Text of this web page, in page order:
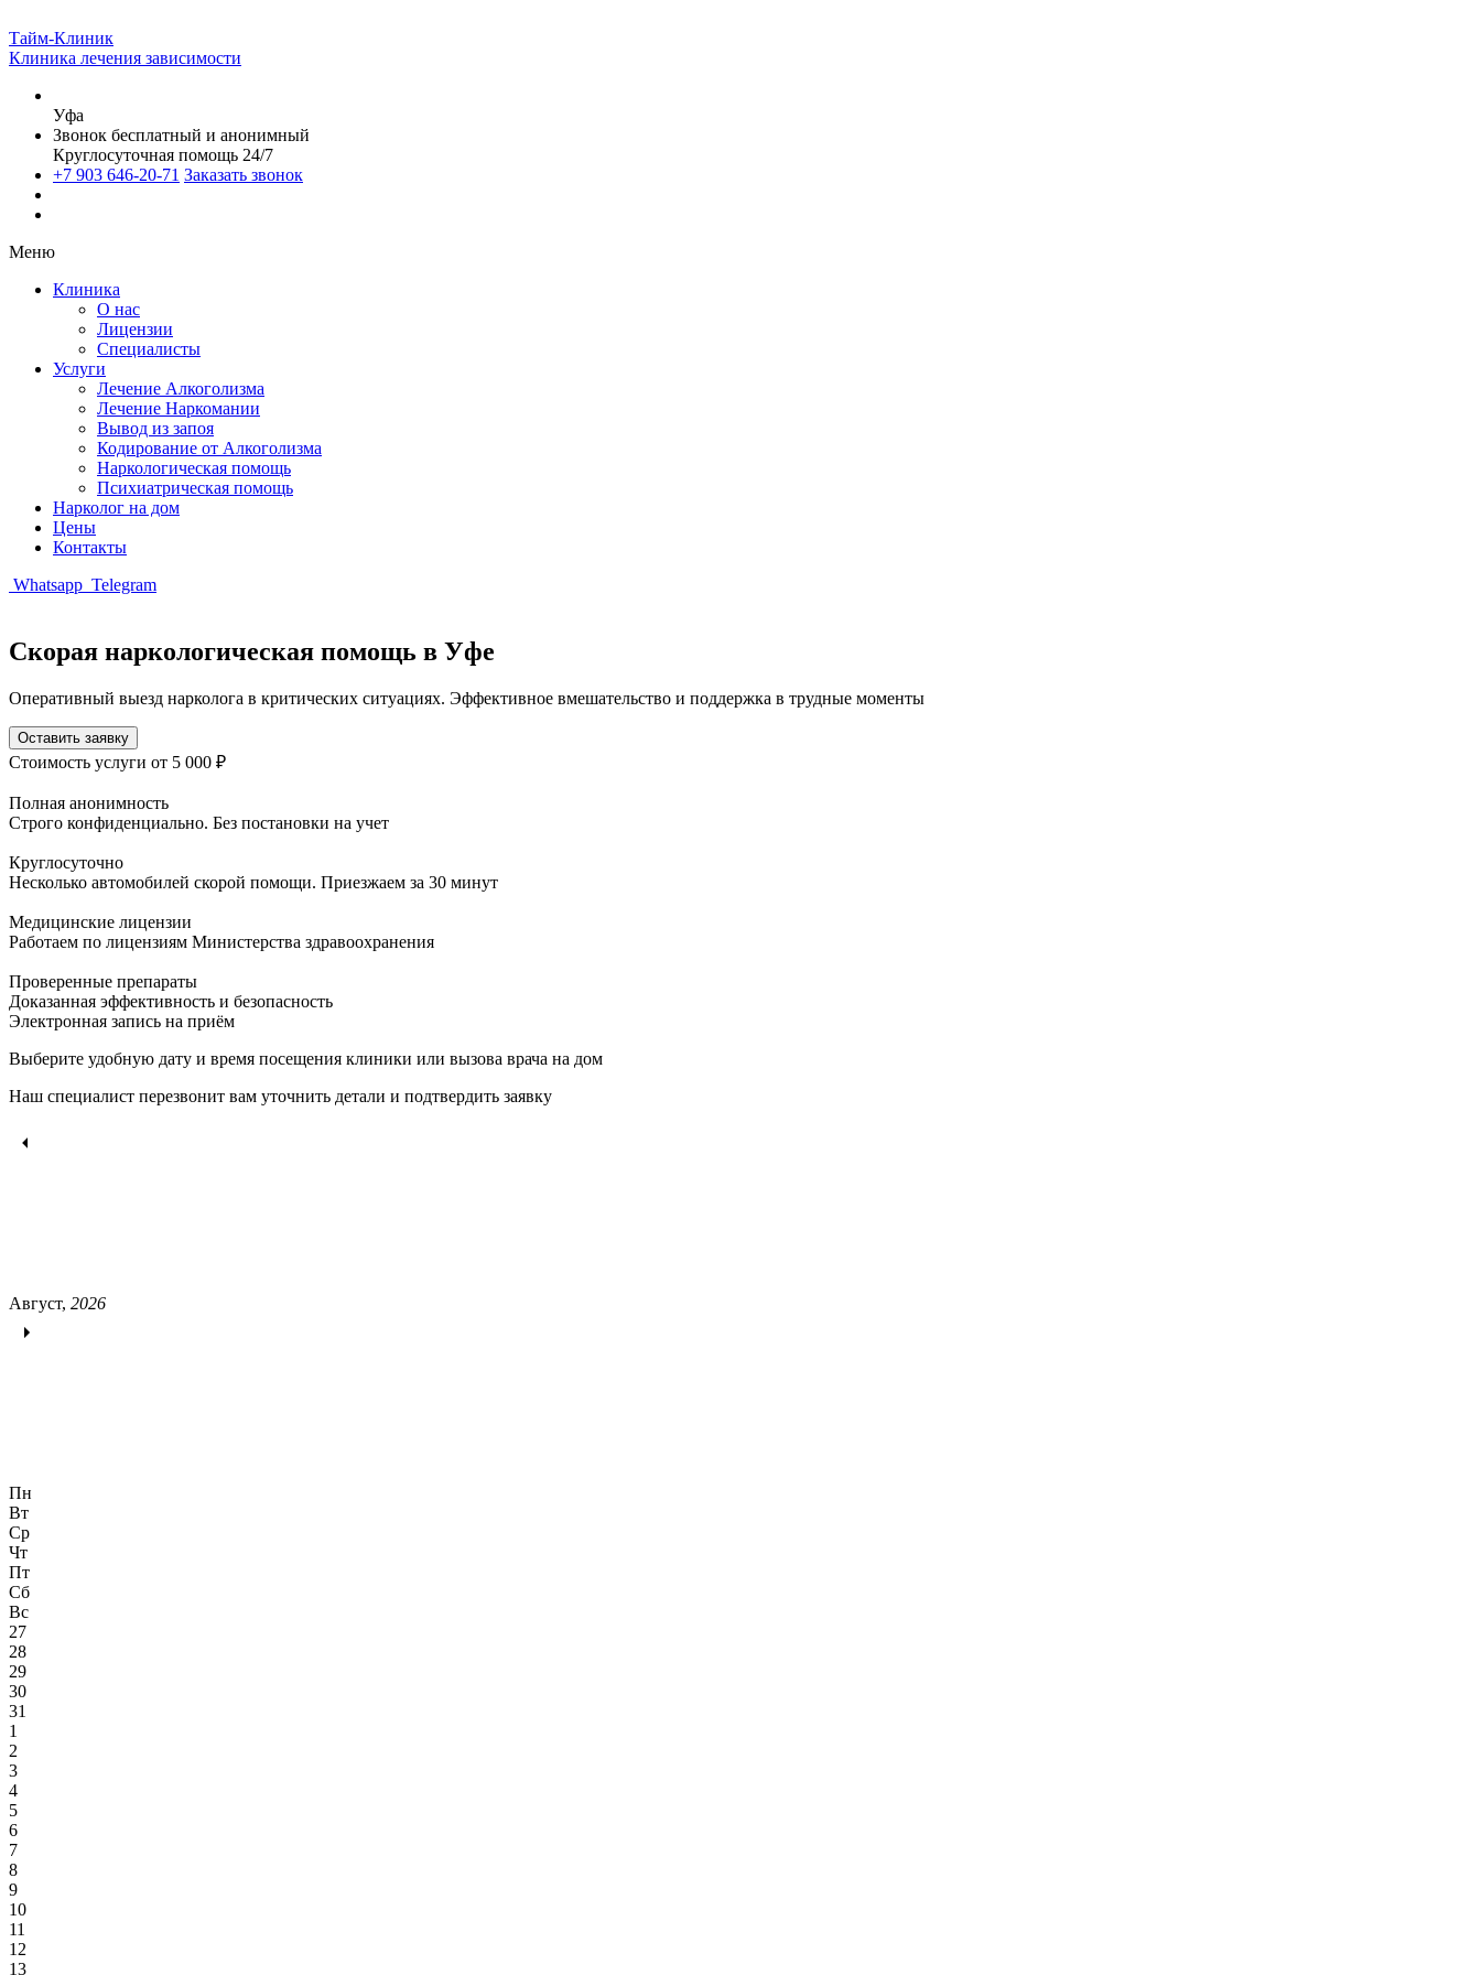
Тайм-Клиник
Клиника лечения зависимости
Уфа
Звонок бесплатный и анонимный
Круглосуточная помощь 24/7
+7 903 646-20-71 Заказать звонок
Меню
Клиника
О нас
Лицензии
Специалисты
Услуги
Лечение Алкоголизма
Лечение Наркомании
Вывод из запоя
Кодирование от Алкоголизма
Наркологическая помощь
Психиатрическая помощь
Нарколог на дом
Цены
Контакты
Whatsapp Telegram
Скорая наркологическая помощь в Уфе
Оперативный выезд нарколога в критических ситуациях. Эффективное вмешательство и поддержка в трудные моменты
Оставить заявку
Стоимость услуги от 5 000 ₽
Полная анонимность
Строго конфиденциально. Без постановки на учет
Круглосуточно
Несколько автомобилей скорой помощи. Приезжаем за 30 минут
Медицинские лицензии
Работаем по лицензиям Министерства здравоохранения
Проверенные препараты
Доказанная эффективность и безопасность
Электронная запись на приём
Выберите удобную дату и время посещения клиники или вызова врача на дом
Наш специалист перезвонит вам уточнить детали и подтвердить заявку
Август, 2026
Пн
Вт
Ср
Чт
Пт
Сб
Вс
27
28
29
30
31
1
2
3
4
5
6
7
8
9
10
11
12
13